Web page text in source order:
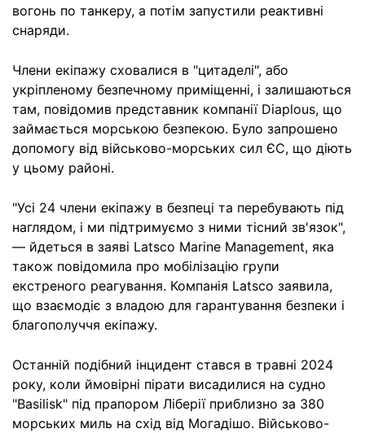
вогонь по танкеру, а потім запустили реактивні
снаряди.
Члени екіпажу сховалися в "цитаделі", або
укріпленому безпечному приміщенні, і залишаються
там, повідомив представник компанії Diaplous, що
займається морською безпекою. Було запрошено
допомогу від військово-морських сил ЄС, що діють
у цьому районі.
"Усі 24 члени екіпажу в безпеці та перебувають під
наглядом, і ми підтримуємо з ними тісний зв'язок",
— йдеться в заяві Latsco Marine Management, яка
також повідомила про мобілізацію групи
екстреного реагування. Компанія Latsco заявила,
що взаємодіє з владою для гарантування безпеки і
благополуччя екіпажу.
Останній подібний інцидент стався в травні 2024
року, коли ймовірні пірати висадилися на судно
"Basilisk" під прапором Ліберії приблизно за 380
морських миль на схід від Могадішо. Військово-